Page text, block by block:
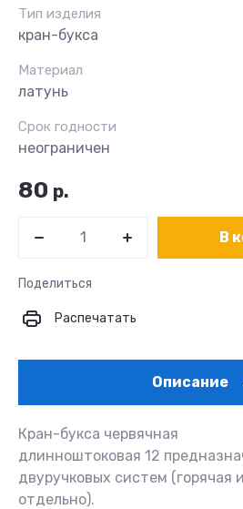
Тип изделия
кран-букса
Материал
латунь
Срок годности
неограничен
80 р.
В
Поделиться
Распечатать
Описание
Кран-букса червячная
длинноштоковая 12
двуручковых систем (горячая
отдельно).